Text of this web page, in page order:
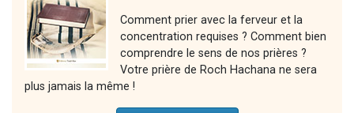
Comment prier avec la ferveur et la
concentration requises ? Comment bien
comprendre le sens de nos prières ?
Votre prière de Roch Hachana ne sera
plus jamais la même !